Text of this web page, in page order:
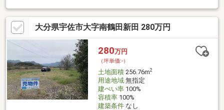
大分県宇佐市大字南鶴田新田 280万円
280万円
（坪単価:-）
土地面積256.76m2
用途地域無指定
建ぺい率100%
容積率100%
建築条件なし